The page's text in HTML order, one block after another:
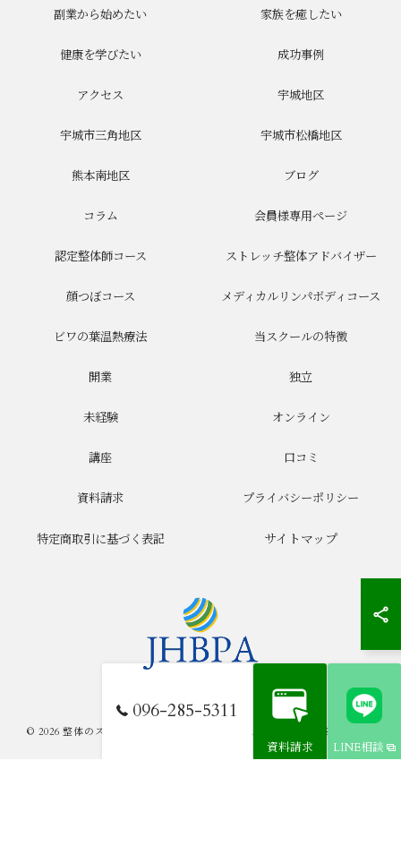
096-285-5311
資料請求 LINE相談
副業から始めたい 家族を癒したい
健康を学びたい 成功事例
アクセス 宇城地区
宇城市三角地区 宇城市松橋地区
熊本南地区 ブログ
コラム 会員様専用ページ
認定整体師コース ストレッチ整体アドバイザー
顔つぼコース メディカルリンパボディコース
ビワの葉温熱療法 当スクールの特徴
開業 独立
未経験 オンライン
講座 口コミ
資料請求 プライバシーポリシー
特定商取引に基づく表記 サイトマップ
© 2026 整体のスクールならJHB整体スクール ALL RIGHTS RESERVED.